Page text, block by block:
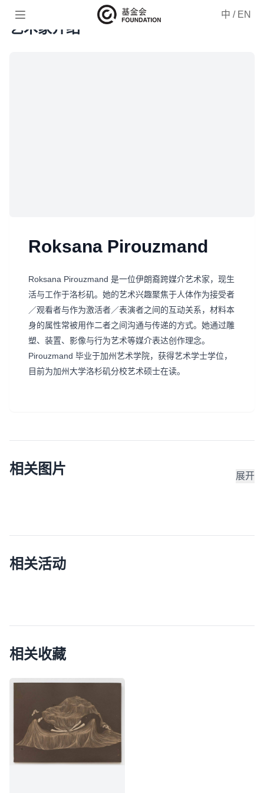
 中 / EN
艺术家介绍
Roksana Pirouzmand
Roksana Pirouzmand 是一位伊朗裔跨媒介艺术家，现生
活与工作于洛杉矶。她的艺术兴趣聚焦于人体作为接受者
／观看者与作为激活者／表演者之间的互动关系，材料本
身的属性常被用作二者之间沟通与传递的方式。她通过雕
塑、装置、影像与行为艺术等媒介表达创作理念。
Pirouzmand 毕业于加州艺术学院，获得艺术学士学位，
目前为加州大学洛杉矶分校艺术硕士在读。
相关图片 展开
相关活动
相关收藏